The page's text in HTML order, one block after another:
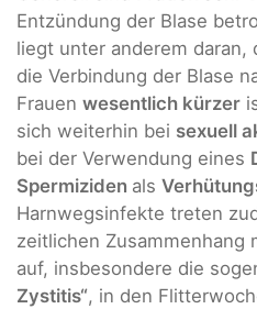
Entzündung der Blase
liegt unter anderem daran,
die Verbindung der Blase
Frauen wesentlich kürzer
sich weiterhin bei sexuell
bei der Verwendung eines
Spermiziden als
Harnwegsinfekte treten
zeitlichen Zusammenhang
auf, insbesondere die
Zystitis“, in den